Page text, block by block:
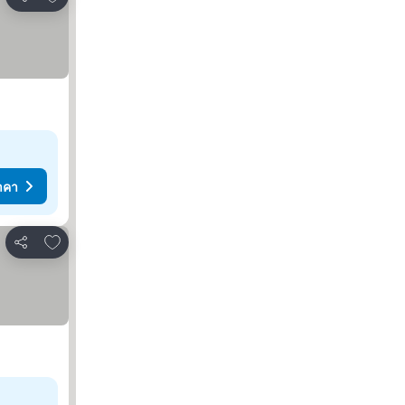
แชร์
า
แชร์
เพิ่มในรายการโปรด